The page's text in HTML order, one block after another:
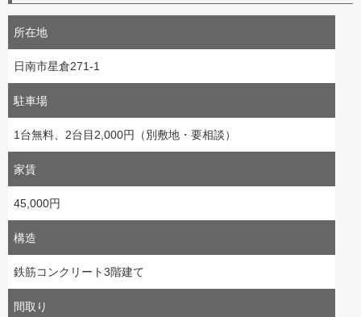
所在地
日南市星倉271-1
駐車場
1台無料、2台目2,000円（別敷地・要相談）
家賃
45,000円
構造
鉄筋コンクリート3階建て
間取り